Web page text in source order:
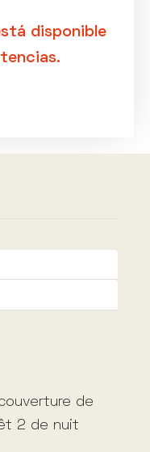
disponible
de
2 de nuit